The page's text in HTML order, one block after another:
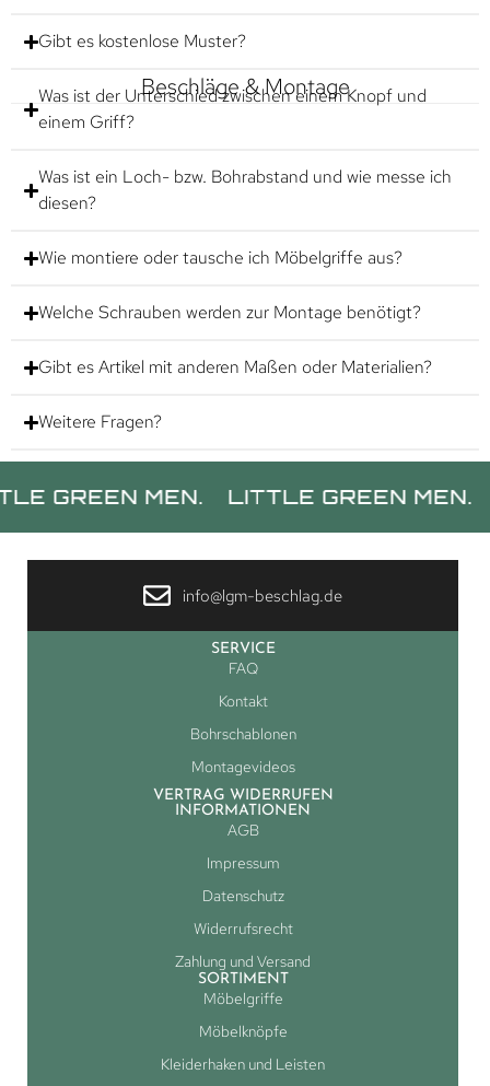
Gibt es kostenlose Muster?
Beschläge & Montage
Was ist der Unterschied zwischen einem Knopf und
einem Griff?
Was ist ein Loch- bzw. Bohrabstand und wie messe ich
diesen?
Wie montiere oder tausche ich Möbelgriffe aus?
Welche Schrauben werden zur Montage benötigt?
Gibt es Artikel mit anderen Maßen oder Materialien?
Weitere Fragen?
MEN. LITTLE GREEN MEN.
info@lgm-beschlag.de
SERVICE
FAQ
Kontakt
Bohrschablonen
Montagevideos
VERTRAG WIDERRUFEN
INFORMATIONEN
AGB
Impressum
Datenschutz
Widerrufsrecht
Zahlung und Versand
SORTIMENT
Möbelgriffe
Möbelknöpfe
Kleiderhaken und Leisten